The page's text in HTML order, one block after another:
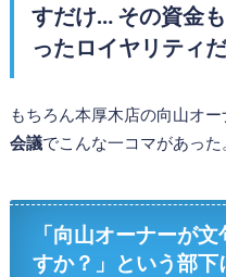
すだけ… その資金
ったロイヤリティだ
もちろん本厚木店の向山オ
会議でこんな一コマがあった
「向山オーナーが
すか？」という部下